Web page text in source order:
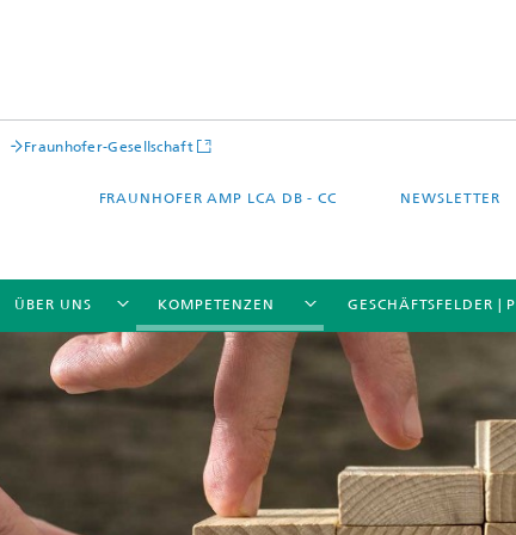
Fraunhofer-Gesellschaft
FRAUNHOFER AMP LCA DB - CC NEWSLETTER
ÜBER UNS KOMPETENZEN
Energie und Mobilität
GESCHÄFTSFELDER |